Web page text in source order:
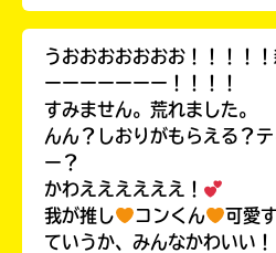
うおおおおおおお！！！！
ーーーーーーー！！！！
すみません。荒れました。
んん？しおりがもらえる？
ー？
かわええええええ！
我が推し
コンくん
可愛
ていうか、みんなかわいい！